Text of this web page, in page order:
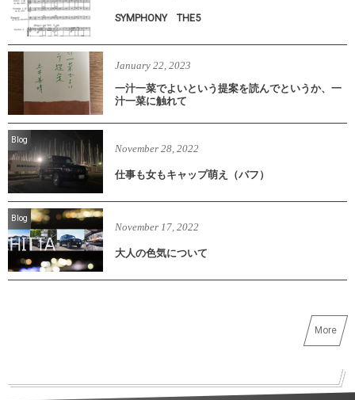
SYMPHONY THE5
January 22, 2023
一汁一菜でよいという提案を読んでというか、一
汁一菜に触れて
Blog
November 28, 2022
仕事も女もキャップ萌え（バフ）
Blog
November 17, 2022
大人の色気について
More